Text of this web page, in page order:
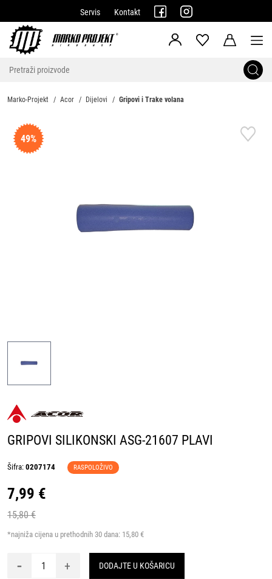
Servis Kontakt
Marko-Projekt Acor Dijelovi Gripovi i Trake volana
49%
GRIPOVI SILIKONSKI ASG-21607 PLAVI
Šifra: 0207174 RASPOLOŽIVO
7,99 €
15,80 €
*najniža cijena u prethodnih 30 dana: 15,80 €
- + DODAJTE U KOŠARICU